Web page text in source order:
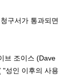
청구서가 통과되면
브 조이스 (Dave
성인 이후의 사용